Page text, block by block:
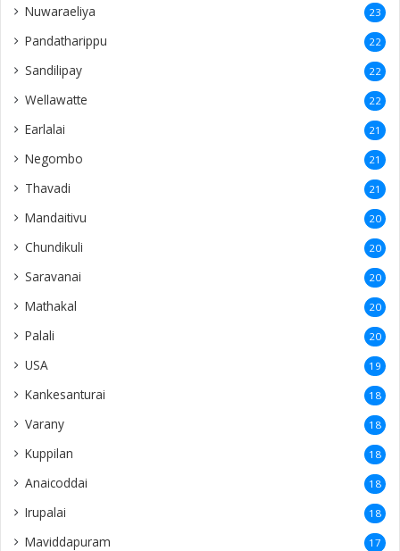
Nuwaraeliya 23
Pandatharippu 22
Sandilipay 22
Wellawatte 22
Earlalai 21
Negombo 21
Thavadi 21
Mandaitivu 20
Chundikuli 20
Saravanai 20
Mathakal 20
Palali 20
USA 19
Kankesanturai 18
Varany 18
Kuppilan 18
Anaicoddai 18
Irupalai 18
Maviddapuram 17